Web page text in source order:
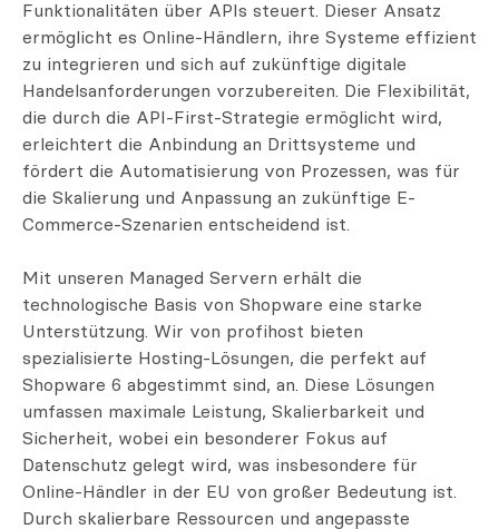
Funktionalitäten über APIs steuert. Dieser Ansatz
ermöglicht es Online-Händlern, ihre Systeme effizient
zu integrieren und sich auf zukünftige digitale
Handelsanforderungen vorzubereiten. Die Flexibilität,
die durch die API-First-Strategie ermöglicht wird,
erleichtert die Anbindung an Drittsysteme und
fördert die Automatisierung von Prozessen, was für
die Skalierung und Anpassung an zukünftige E-
Commerce-Szenarien entscheidend ist.
Mit unseren Managed Servern erhält die
technologische Basis von Shopware eine starke
Unterstützung. Wir von profihost bieten
spezialisierte Hosting-Lösungen, die perfekt auf
Shopware 6 abgestimmt sind, an. Diese Lösungen
umfassen maximale Leistung, Skalierbarkeit und
Sicherheit, wobei ein besonderer Fokus auf
Datenschutz gelegt wird, was insbesondere für
Online-Händler in der EU von großer Bedeutung ist.
Durch skalierbare Ressourcen und angepasste